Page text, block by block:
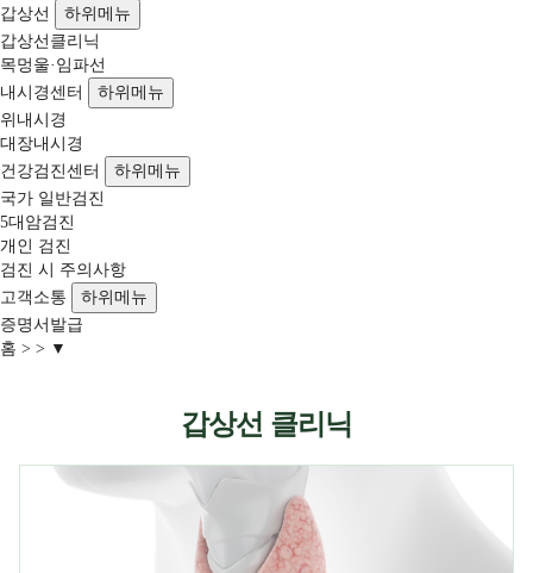
갑상선
하위메뉴
갑상선클리닉
목멍울·임파선
내시경센터
하위메뉴
위내시경
대장내시경
건강검진센터
하위메뉴
국가 일반검진
5대암검진
개인 검진
검진 시 주의사항
고객소통
하위메뉴
증명서발급
홈
▼
갑상선 클리닉